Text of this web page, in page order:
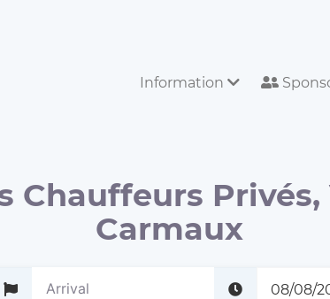
Information
Chauffeurs Privés,
Carmaux